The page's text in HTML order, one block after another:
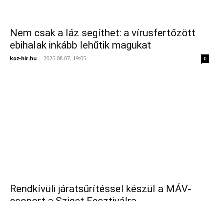
Nem csak a láz segíthet: a vírusfertőzött
ebihalak inkább lehűtik magukat
koz-hir.hu - 2026.08.07. 19:05 0
Rendkívüli járatsűrítéssel készül a MÁV-